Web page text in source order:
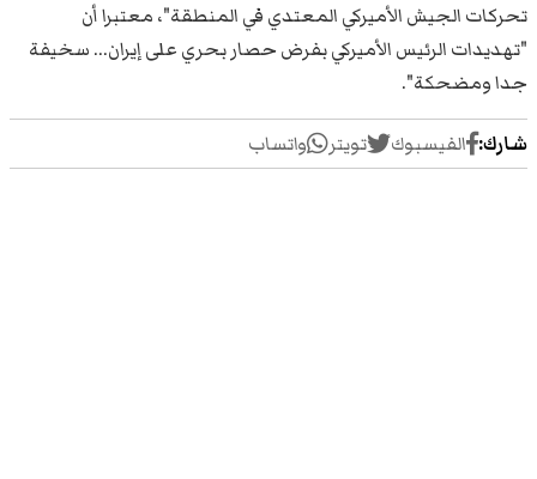
تحركات الجيش الأميركي المعتدي في المنطقة"، معتبرا أن
"تهديدات الرئيس الأميركي بفرض حصار بحري على إيران... سخيفة
جدا ومضحكة".
شارك: الفيسبوك تويتر واتساب